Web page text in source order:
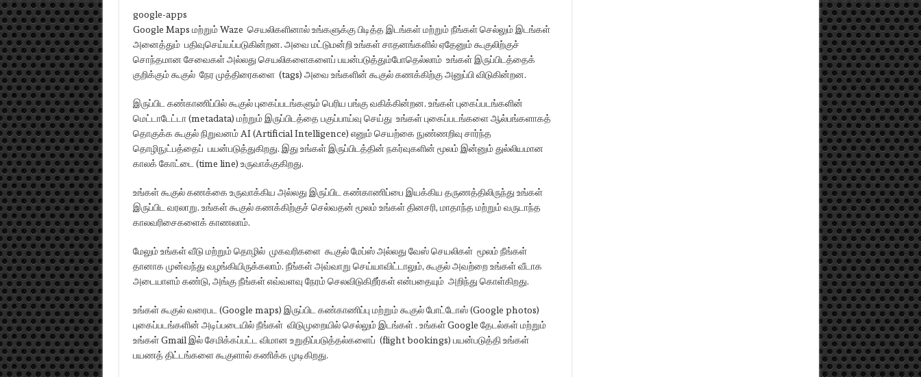
google-apps
Google Maps மற்றும் Waze செயலிகளினால் உங்களுக்கு பிடித்த இடங்கள் மற்றும் நீங்கள் செல்லும் இடங்கள்
அனைத்தும் பதிவுசெய்யப்படுகின்றன. அவை மட்டுமன்றி உங்கள் சாதனங்களில் ஏதேனும் கூகுலிற்குச்
சொந்தமான சேவைகள் அல்லது செயலிகளைகளைப் பயன்படுத்தும்போதெல்லாம் உங்கள் இருப்பிடத்தைக்
குறிக்கும் கூகுல் நேர முத்திரைகளை (tags) அவை உங்களின் கூகுல் கணக்கிற்கு அனுப்பி விடுகின்றன.
இருப்பிட கண்காணிப்பில் கூகுல் புகைப்படங்களும் பெரிய பங்கு வகிக்கின்றன. உங்கள் புகைப்படங்களின்
மெட்டாடேட்டா (metadata) மற்றும் இருப்பிடத்தை பகுப்பாய்வு செய்து உங்கள் புகைப்படங்களை ஆல்பங்களாகத்
தொகுக்க கூகுல் நிறுவனம் AI (Artificial Intelligence) எனும் செயற்கை நுண்ணறிவு சார்ந்த
தொழிநுட்பத்தைப் பயன்படுத்துகிறது. இது உங்கள் இருப்பிடத்தின் நகர்வுகளின் மூலம் இன்னும் துல்லியமான
காலக் கோட்டை (time line) உருவாக்குகிறது.
உங்கள் கூகுல் கணக்கை உருவாக்கிய அல்லது இருப்பிட கண்காணிப்பை இயக்கிய தருணத்திலிருந்து உங்கள்
இருப்பிட வரலாறு. உங்கள் கூகுல் கணக்கிற்குச் செல்வதன் மூலம் உங்கள் தினசரி, மாதாந்த மற்றும் வருடாந்த
காலவரிசைகளைக் காணலாம்.
மேலும் உங்கள் வீடு மற்றும் தொழில் முகவரிகளை கூகுல் மேப்ஸ் அல்லது வேஸ் செயலிகள் மூலம் நீங்கள்
தானாக முன்வந்து வழங்கியிருக்கலாம். நீங்கள் அவ்வாறு செய்யாவிட்டாலும், கூகுல் அவற்றை உங்கள் வீடாக
அடையாளம் கண்டு, அங்கு நீங்கள் எவ்வளவு நேரம் செலவிடுகிறீர்கள் என்பதையும் அறிந்து கொள்கிறது.
உங்கள் கூகுல் வரைபட (Google maps) இருப்பிட கண்காணிப்பு மற்றும் கூகுல் போட்டோஸ் (Google photos)
புகைப்படங்களின் அடிப்படையில் நீங்கள் விடுமுறையில் செல்லும் இடங்கள் . உங்கள் Google தேடல்கள் மற்றும்
உங்கள் Gmail இல் சேமிக்கப்பட்ட விமான உறுதிப்படுத்தல்களைப் (flight bookings) பயன்படுத்தி உங்கள்
பயணத் திட்டங்களை கூகுளால் கணிக்க முடிகிறது.